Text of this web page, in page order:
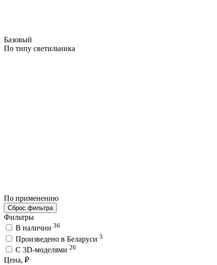
Базовый
По типу светильника
По применению
Сброс фильтра
Фильтры
В наличии 36
Произведено в Беларуси 3
C 3D-моделями 26
Цена, ₽